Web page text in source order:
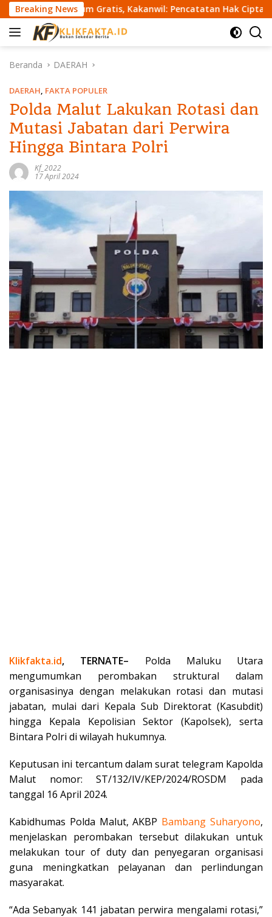
a
Breaking News
Gratis, Kakanwil: Pencatatan Hak Cipta Musik Kini Rp0
Beranda DAERAH
DAERAH, FAKTA POPULER
Polda Malut Lakukan Rotasi dan
Mutasi Jabatan dari Perwira
Hingga Bintara Polri
Kf_2022
17 April 2024
Klikfakta.id, TERNATE– Polda Maluku Utara
mengumumkan perombakan struktural dalam
organisasinya dengan melakukan rotasi dan mutasi
jabatan, mulai dari Kepala Sub Direktorat (Kasubdit)
hingga Kepala Kepolisian Sektor (Kapolsek), serta
Bintara Polri di wilayah hukumnya.
Keputusan ini tercantum dalam surat telegram Kapolda
Malut nomor: ST/132/IV/KEP/2024/ROSDM pada
tanggal 16 April 2024.
Kabidhumas Polda Malut, AKBP Bambang Suharyono,
menjelaskan perombakan tersebut dilakukan untuk
melakukan tour of duty dan penyegaran organisasi
guna meningkatkan pelayanan dan perlindungan
masyarakat.
“Ada Sebanyak 141 jabatan perwira mengalami rotasi,”